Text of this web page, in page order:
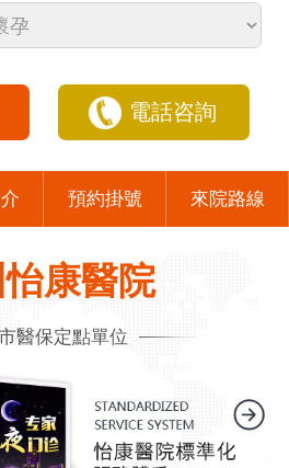
電話咨詢
預約掛號 來院路線
康醫院
醫保定點單位